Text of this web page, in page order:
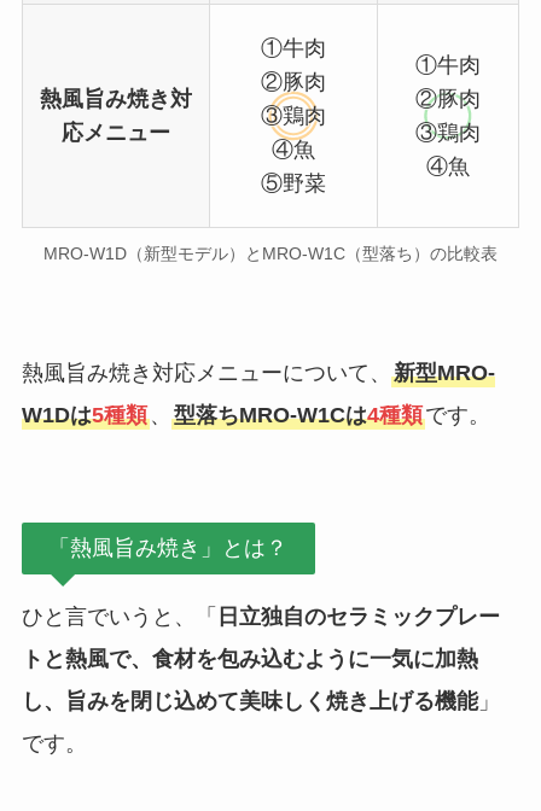
熱風旨み焼き対
応メニュー
①牛肉
②豚肉
③鶏肉
④魚
⑤野菜
①牛肉
②豚肉
③鶏肉
④魚
MRO-W1D（新型モデル）とMRO-W1C（型落ち）の比較表
熱風旨み焼き対応メニューについて、 新型MRO-
W1Dは5種類、 型落ちMRO-W1Cは4種類です。
「熱風旨み焼き」とは？
ひと言でいうと、「 日立独自のセラミックプレー
トと熱風で、食材を包み込むように一気に加熱
し、旨みを閉じ込めて美味しく焼き上げる機能」
です。